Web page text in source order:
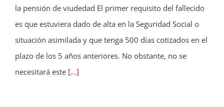
la pensión de viudedad El primer requisito del fallecido
es que estuviera dado de alta en la Seguridad Social o
situación asimilada y que tenga 500 días cotizados en el
plazo de los 5 años anteriores. No obstante, no se
necesitará este [...]